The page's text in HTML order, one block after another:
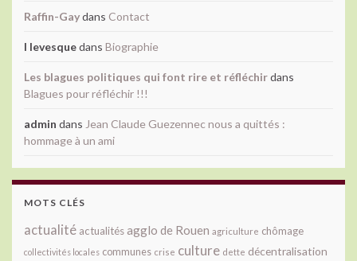
Raffin-Gaydans Contact
l levesquedans Biographie
Les blagues politiques qui font rire et réfléchirdans
Blagues pour réfléchir !!!
admin dans Jean Claude Guezennec nous a quittés :
hommage à un ami
MOTS CLÉS
actualité actualitésagglo de Rouen agriculture chômage
collectivités locales communes crise culture dette décentralisation